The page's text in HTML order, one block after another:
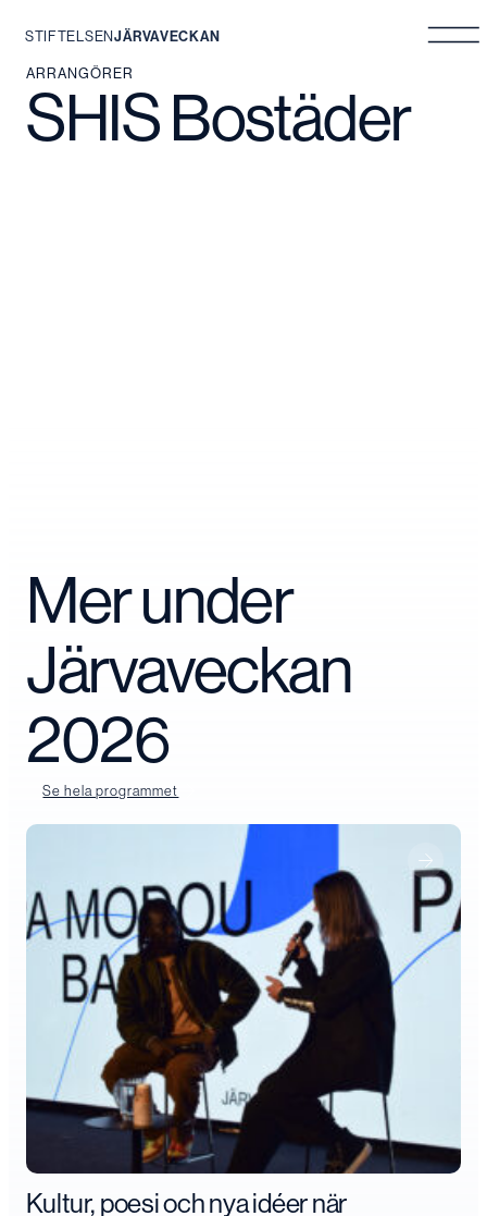
Hoppa
innehåll
STIFTELSENJÄRVAVECKAN
ARRANGÖRER
SHIS Bostäder
Mer under
Järvaveckan
2026
Se hela programmet
Kultur, poesi och nya idéer när